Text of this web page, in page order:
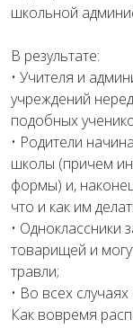
школьной
В результате:
• Учителя и
учреждений
подобных
• Родители
школы (причем
формы) и,
что и как им
• Одноклассники
товарищей и
травли;
• Во всех
Как вовремя